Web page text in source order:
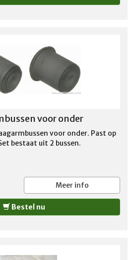
voor onder
voor onder. Past op
bestaat uit 2 bussen.
Meer info
Bestel nu